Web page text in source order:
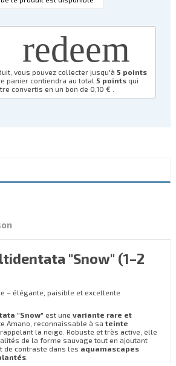
redeem
vous pouvez collecter jusqu'à 5 points
panier contiendra au total 5 points qui
convertis en un bon de 0,10 €
"Snow" (1–2
– élégante, paisible et excellente
"Snow" est une variante rare et
Amano, reconnaissable à sa teinte
rappelant la neige. Robuste et très active, elle
de la forme sauvage tout en ajoutant
de contraste dans les aquamascapes